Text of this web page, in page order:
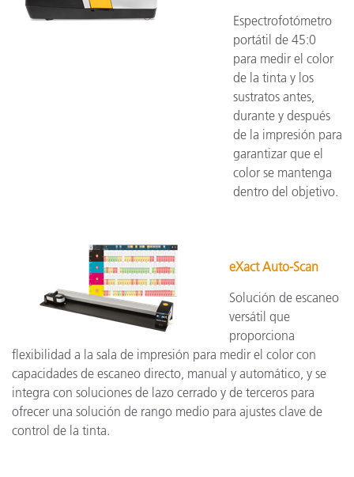
Espectrofotómetro
portátil de 45:0
para medir el color
de la tinta y los
sustratos antes,
durante y después
de la impresión para
garantizar que el
color se mantenga
dentro del objetivo.
eXact Auto-Scan
Solución de escaneo
versátil que
proporciona
flexibilidad a la sala de impresión para medir el color con
capacidades de escaneo directo, manual y automático, y se
integra con soluciones de lazo cerrado y de terceros para
ofrecer una solución de rango medio para ajustes clave de
control de la tinta.